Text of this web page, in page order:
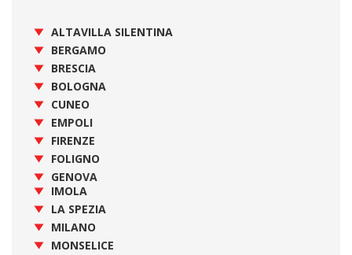
ALTAVILLA SILENTINA
BERGAMO
BRESCIA
BOLOGNA
CUNEO
EMPOLI
FIRENZE
FOLIGNO
GENOVA
IMOLA
LA SPEZIA
MILANO
MONSELICE